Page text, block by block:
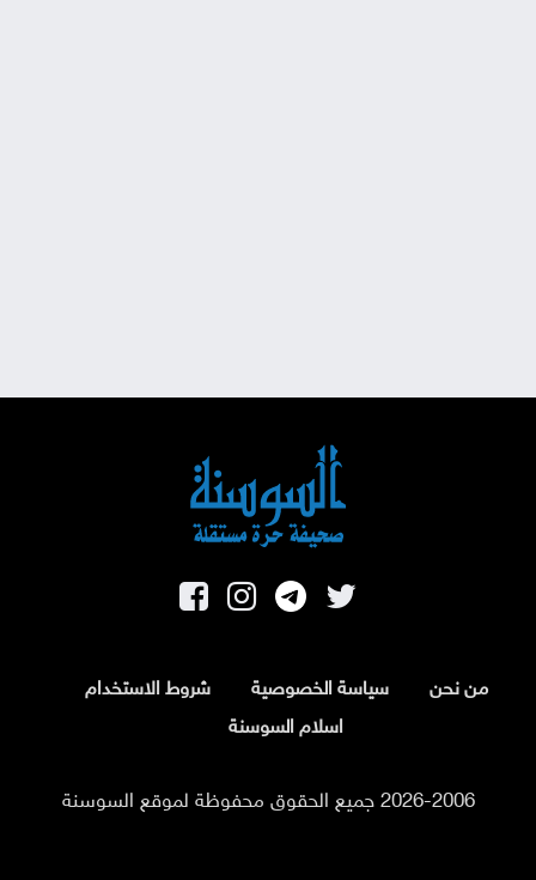
من نحن سياسة الخصوصية
شروط الاستخدام
اسلام السوسنة
2026-2006 جميع الحقوق محفوظة لموقع السوسنة